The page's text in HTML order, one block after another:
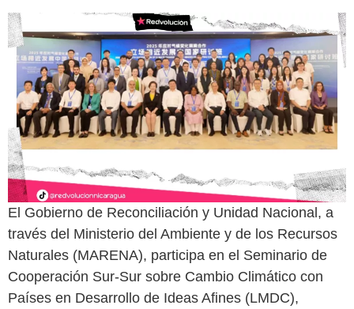
El Gobierno de Reconciliación y Unidad Nacional, a
través del Ministerio del Ambiente y de los Recursos
Naturales (MARENA), participa en el Seminario de
Cooperación Sur-Sur sobre Cambio Climático con
Países en Desarrollo de Ideas Afines (LMDC),